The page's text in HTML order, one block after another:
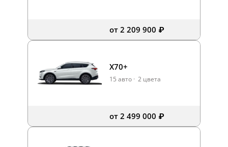
от 2 209 900 ₽
X70+
15 авто · 2 цвета
от 2 499 000 ₽